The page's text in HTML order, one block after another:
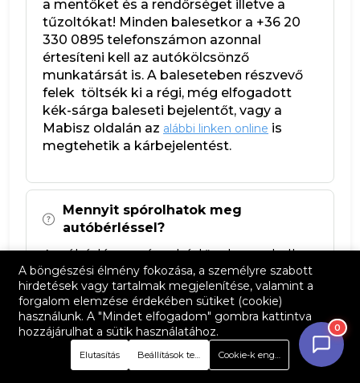
a mentőket és a rendőrséget illetve a
tűzoltókat! Minden balesetkor a +36 20
330 0895 telefonszámon azonnal
értesíteni kell az autókölcsönző
munkatársát is. A baleseteben részvevő
felek töltsék ki a régi, még elfogadott
kék-sárga baleseti bejelentőt, vagy a
Mabisz oldalán az alábbi linken online is
megtehetik a kárbejelentést.
Mennyit spórolhatok meg
autóbérléssel?
Autóbérlés esetén a bérlőnek nem kell
személyautót vásárolnia, így megspórolja
az alábbi költségeket:
➤gépjármű átírási díj
➤ eredetvizsgálati díj
az autóra kötelező biztosítás
0
A böngészési élmény fokozása, a személyre szabott
hirdetések vagy tartalmak megjelenítése, valamint a
forgalom elemzése érdekében sütiket (cookie)
használunk. A "Mindet elfogadom" gombra kattintva
hozzájárulhat a sütik használatához.
Elutasítás Beállítások testreszabásaCookie-k engedélyezése